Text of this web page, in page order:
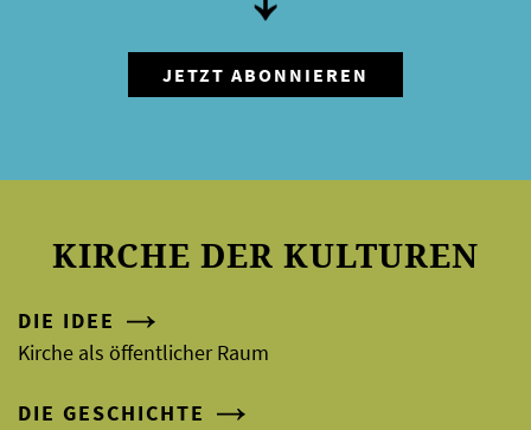
KIRCHE DER KULTUREN
DIE IDEE
Kirche als öffentlicher Raum
DIE GESCHICHTE